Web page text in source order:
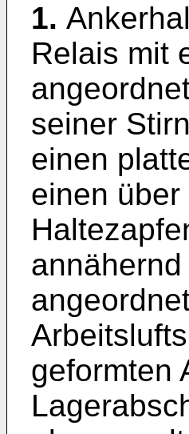
1.
Relais mit
seiner
einen
einen
geformten